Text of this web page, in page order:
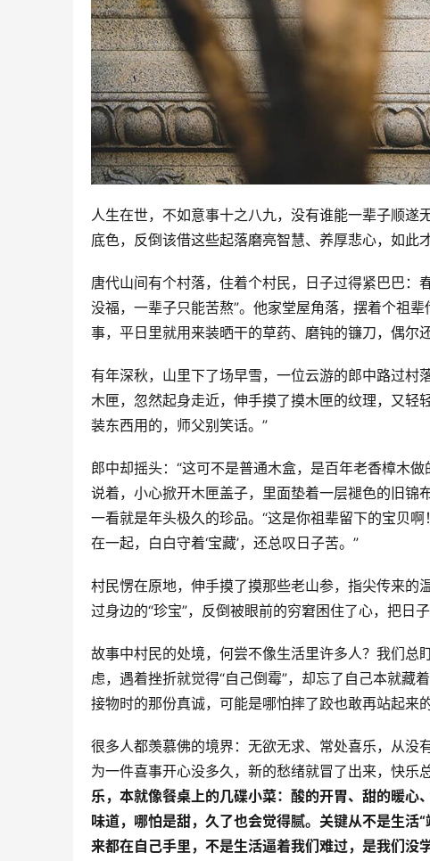
人生在世，不如意事十之八九，没有谁能一辈子顺
底色，反倒该借这些起落磨亮智慧、养厚悲心，如此
唐代山间有个村落，住着个村民，日子过得紧巴巴：
没福，一辈子只能苦熬”。他家堂屋角落，摆着个祖
事，平日里就用来装晒干的草药、磨钝的镰刀，偶尔
有年深秋，山里下了场早雪，一位云游的郎中路过村
木匣，忽然起身走近，伸手摸了摸木匣的纹理，又轻
装东西用的，师父别笑话。”
郎中却摇头：“这可不是普通木盒，是百年老香樟木
说着，小心掀开木匣盖子，里面垫着一层褪色的旧锦
一看就是年头极久的珍品。“这是你祖辈留下的宝贝
在一起，白白守着‘宝藏’，还总叹日子苦。”
村民愣在原地，伸手摸了摸那些老山参，指尖传来的
过身边的“珍宝”，反倒被眼前的穷窘困住了心，把日
故事中村民的处境，何尝不像生活里许多人？我们总
虑，遇着挫折就觉得“自己倒霉”，却忘了自己本就藏
接物时的那份真诚，可能是哪怕摔了跤也敢再站起来的
很多人都羡慕佛的境界：无欲无求、常处喜乐，从没
为一件喜事开心没多久，新的愁绪就冒了出来，快乐
乐，本就像餐桌上的几碟小菜：酸的开胃、甜的暖
味道，哪怕是甜，久了也会觉得腻。关键从不是生活
来都在自己手里，不是生活逼着我们难过，是我们没